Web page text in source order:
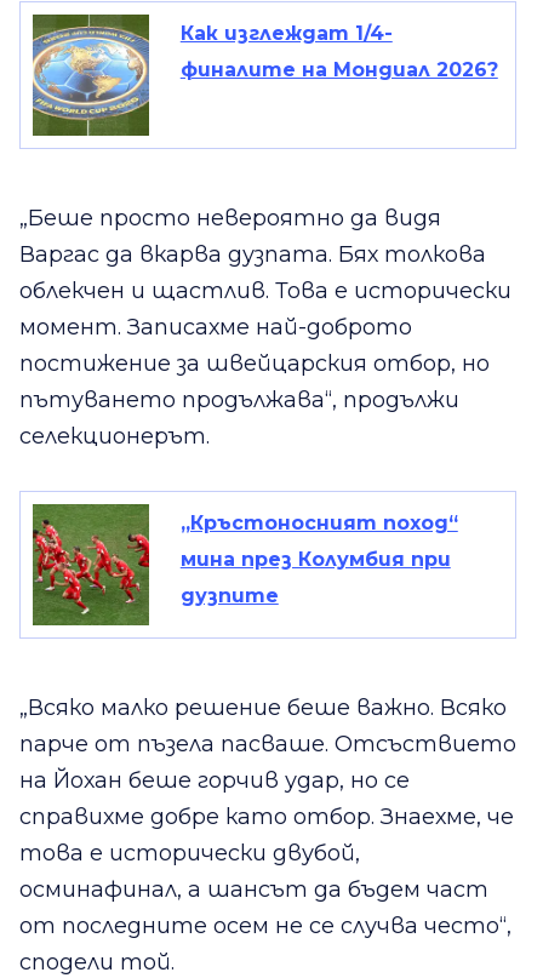
Как изглеждат 1/4-
финалите на Мондиал 2026?
„Беше просто невероятно да видя
Варгас да вкарва дузпата. Бях толкова
облекчен и щастлив. Това е исторически
момент. Записахме най-доброто
постижение за швейцарския отбор, но
пътуването продължава“, продължи
селекционерът.
„Кръстоносният поход“
мина през Колумбия при
дузпите
„Всяко малко решение беше важно. Всяко
парче от пъзела пасваше. Отсъствието
на Йохан беше горчив удар, но се
справихме добре като отбор. Знаехме, че
това е исторически двубой,
осминафинал, а шансът да бъдем част
от последните осем не се случва често“,
сподели той.